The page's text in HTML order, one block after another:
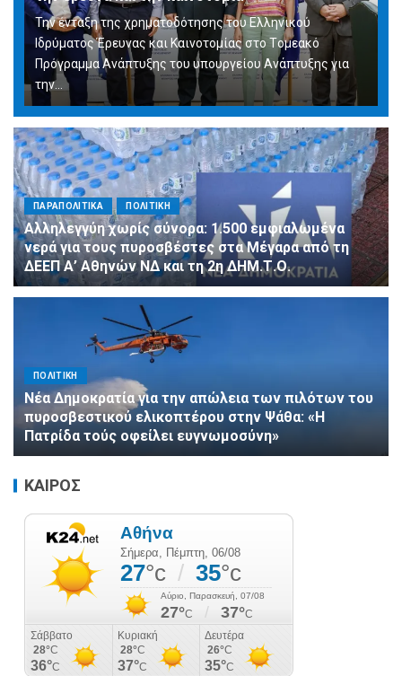
Την ένταξη της χρηματοδότησης του Ελληνικού
Ιδρύματος Έρευνας και Καινοτομίας στο Tομεακό
Πρόγραμμα Ανάπτυξης του υπουργείου Ανάπτυξης για
την…
ΠΑΡΑΠΟΛΙΤΙΚΑ ΠΟΛΙΤΙΚΗ
Αλληλεγγύη χωρίς σύνορα: 1.500 εμφιαλωμένα
νερά για τους πυροσβέστες στα Μέγαρα από τη
ΔΕΕΠ Α’ Αθηνών ΝΔ και τη 2η ΔΗΜ.Τ.Ο.
ΠΟΛΙΤΙΚΗ
Νέα Δημοκρατία για την απώλεια των πιλότων του
πυροσβεστικού ελικοπτέρου στην Ψάθα: «Η
Πατρίδα τούς οφείλει ευγνωμοσύνη»
ΚΑΙΡΟΣ